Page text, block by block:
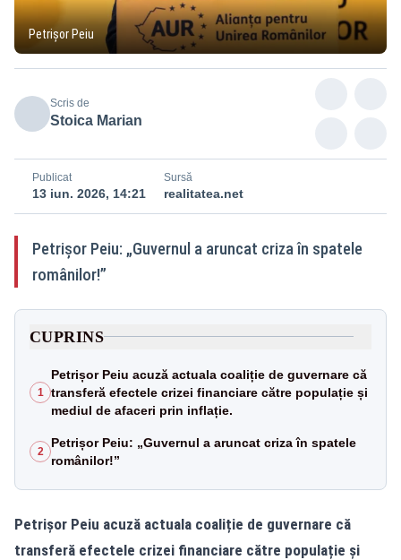
Petrișor Peiu
Scris de
Stoica Marian
Publicat
13 iun. 2026, 14:21
Sursă
realitatea.net
Petrișor Peiu: „Guvernul a aruncat criza în spatele
românilor!”
CUPRINS
1
Petrișor Peiu acuză actuala coaliție de guvernare că
transferă efectele crizei financiare către populație și
mediul de afaceri prin inflație.
2
Petrișor Peiu: „Guvernul a aruncat criza în spatele
românilor!”
Petrișor Peiu acuză actuala coaliție de guvernare că
transferă efectele crizei financiare către populație și